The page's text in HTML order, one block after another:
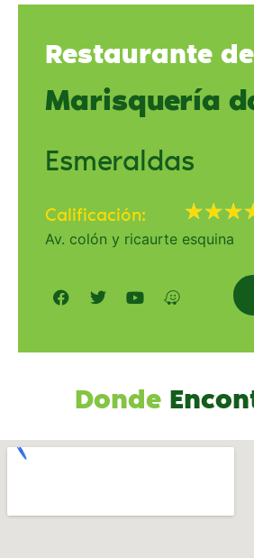
Restaurante
Marisquería
Esmeraldas
Calificación: ★★★
Av. colón y ricaurte esquina
Donde